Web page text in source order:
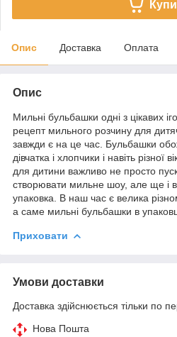
Опис Доставка Оплата
Опис
Мильні бульбашки одні з цікавих
рецепт мильного розчину для
завжди є на це час. Бульбашки
дівчатка і хлопчики і навіть різної
для дитини важливо не просто
створювати мильне шоу, але ще і
упаковка. В наш час є велика
а саме мильні бульбашки в
Приховати
Умови доставки
Доставка здійснюється тільки по
Нова Пошта